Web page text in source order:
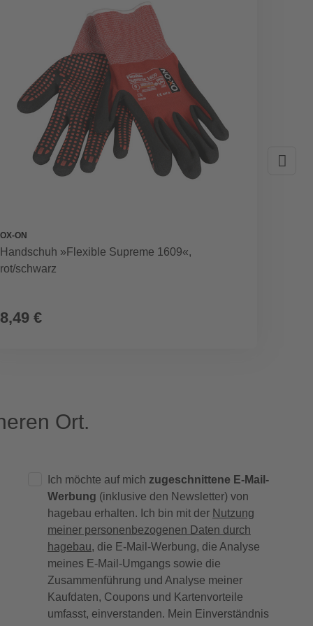
OX-ON
Handschuh »Flexible Supreme 1609«,
rot/schwarz
8,49 €
Ort.
Ich möchte auf mich zugeschnittene E-Mail-
Werbung (inklusive den Newsletter) von
hagebau erhalten. Ich bin mit der Nutzung
meiner personenbezogenen Daten durch
hagebau, die E-Mail-Werbung, die Analyse
meines E-Mail-Umgangs sowie die
Zusammenführung und Analyse meiner
Kaufdaten, Coupons und Kartenvorteile
umfasst, einverstanden. Mein Einverständnis